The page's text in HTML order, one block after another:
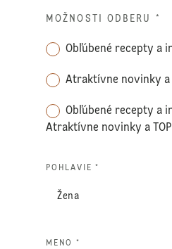
MOŽNOSTI ODBERU *
Obľúbené recepty a
Atraktívne novinky a
Obľúbené recepty a
Atraktívne novinky a
POHLAVIE *
MENO *